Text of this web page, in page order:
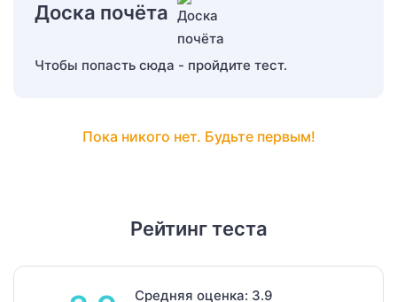
Доска почёта
Чтобы попасть сюда - пройдите тест.
Пока никого нет. Будьте первым!
Рейтинг теста
Средняя оценка: 3.9